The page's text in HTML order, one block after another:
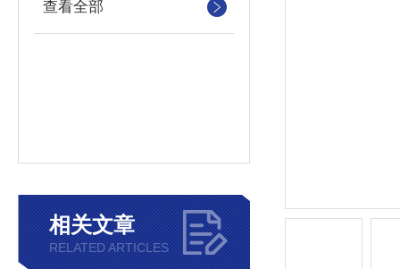
查看全部
相关文章
RELATED ARTICLES